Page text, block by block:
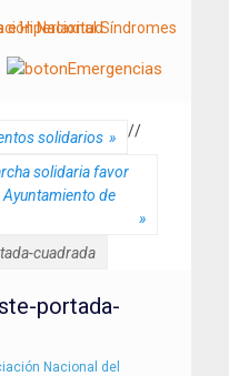
de Ehlers-Danlos e Hiperlaxitud
/
solidarios » /
solidaria favor
de
»
cuadrada
portada-
Nacional del